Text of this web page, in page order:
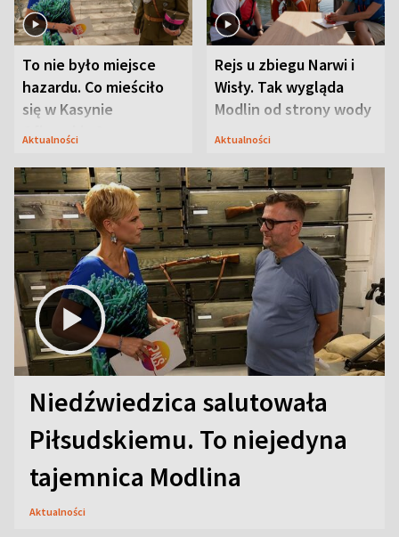
To nie było miejsce
hazardu. Co mieściło
się w Kasynie
Oficerskim?
Aktualności
Rejs u zbiegu Narwi i
Wisły. Tak wygląda
Modlin od strony wody
Aktualności
Niedźwiedzica salutowała
Piłsudskiemu. To niejedyna
tajemnica Modlina
Aktualności